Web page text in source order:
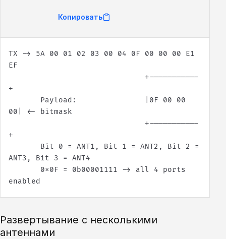
Копировать
TX -> 5A 00 01 02 03 00 04 0F 00 00 00 E1
enabled
Развертывание с несколькими
антеннами